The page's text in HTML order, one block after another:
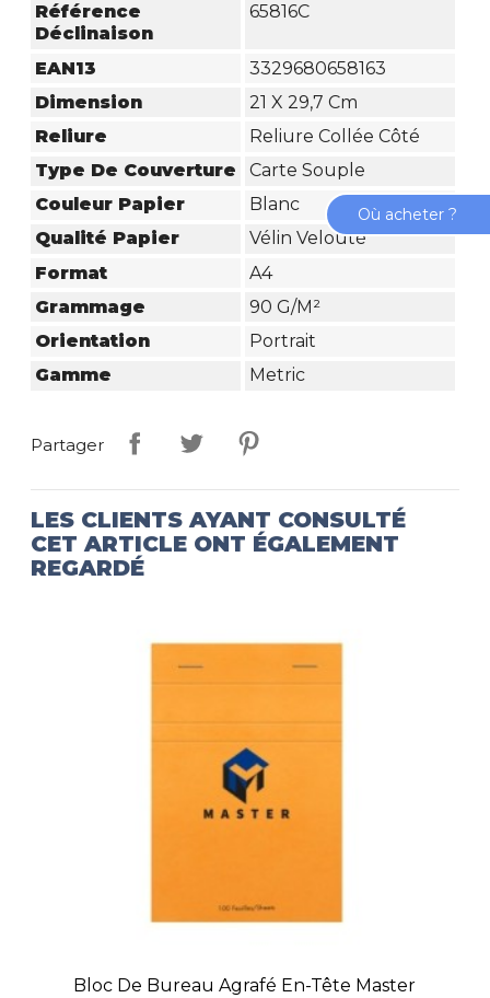
Référence
Déclinaison
65816C
EAN13
3329680658163
Dimension
21 X 29,7 Cm
Reliure
Reliure Collée Côté
Type De Couverture
Carte Souple
Couleur Papier
Blanc
Qualité Papier
Vélin Velouté
Format
A4
Grammage
90 G/m²
Orientation
Portrait
Gamme
Metric
Partager
LES CLIENTS AYANT CONSULTÉ
CET ARTICLE ONT ÉGALEMENT
REGARDÉ
Bloc De Bureau Agrafé En-Tête Master
Où acheter ?